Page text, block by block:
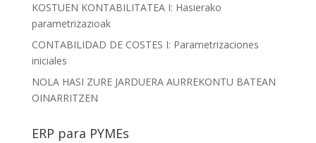
KOSTUEN KONTABILITATEA I: Hasierako
parametrizazioak
CONTABILIDAD DE COSTES I: Parametrizaciones
iniciales
NOLA HASI ZURE JARDUERA AURREKONTU BATEAN
OINARRITZEN
ERP para PYMEs